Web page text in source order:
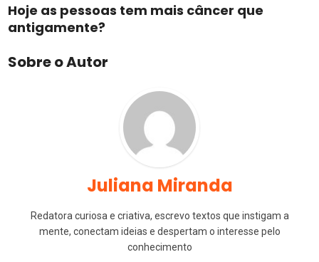
Hoje as pessoas tem mais câncer que
antigamente?
Sobre o Autor
Juliana Miranda
Redatora curiosa e criativa, escrevo textos que instigam a
mente, conectam ideias e despertam o interesse pelo
conhecimento